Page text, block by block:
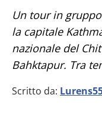
Un tour in gruppo di 16 persone che ha toccato
la capitale
nazionale del
Bahktapur. Tra
Scritto da: